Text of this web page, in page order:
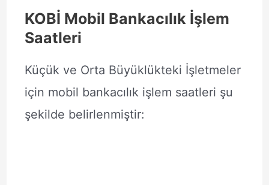
KOBİ Mobil Bankacılık İşlem
Saatleri
Küçük ve Orta Büyüklükteki İşletmeler
için mobil bankacılık işlem saatleri şu
şekilde belirlenmiştir: